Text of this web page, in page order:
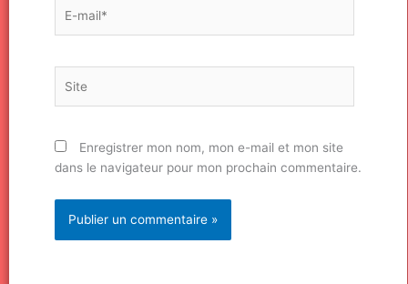
mail*
Enregistrer mon nom, mon e-mail et mon site
dans le navigateur pour mon prochain commentaire.